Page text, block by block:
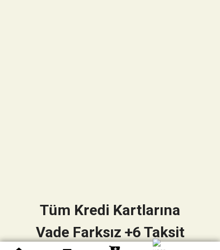
Tüm Kredi Kartlarına
Vade Farksız +6 Taksit